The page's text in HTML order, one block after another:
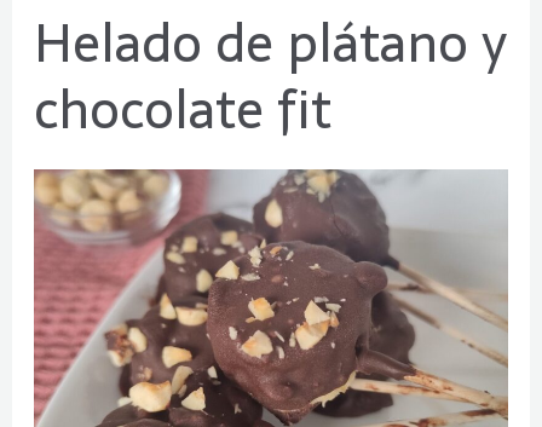
Helado de plátano y
chocolate fit
Helado
de
plátano
y
fit